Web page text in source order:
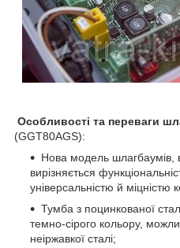
Особливості та переваги
(GGT80AGS):
Нова модель шлагбаумів,
вирізняється
універсальністю й міцністю
Тумба з поцинкованої
темно-сірого кольору,
неіржавкої сталі;